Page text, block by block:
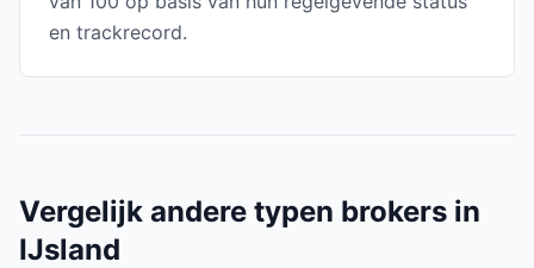
en trackrecord.
Vergelijk andere typen brokers in
IJsland